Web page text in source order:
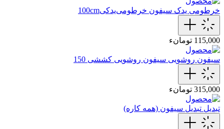
خرطومی یدک سیفون خرطومی‌یدکی100cm
115,000 تومانء
سیفون روشویی سیفون روشویی کششی 150
315,000 تومانء
تبدیل تبدیل سیفون (همه کاره)